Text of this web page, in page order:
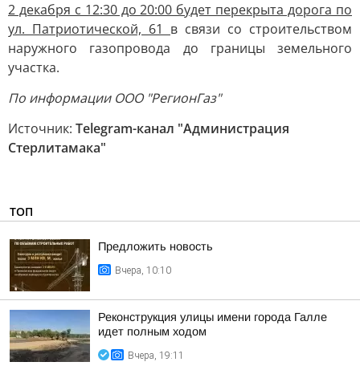
2 декабря с 12:30 до 20:00 будет перекрыта дорога по
ул. Патриотической, 61 в связи со строительством
наружного газопровода до границы земельного
участка.
По информации ООО "РегионГаз"
Источник: Telegram-канал "Администрация
Стерлитамака"
ТОП
Предложить новость
Вчера, 10:10
Реконструкция улицы имени города Галле
идет полным ходом
Вчера, 19:11